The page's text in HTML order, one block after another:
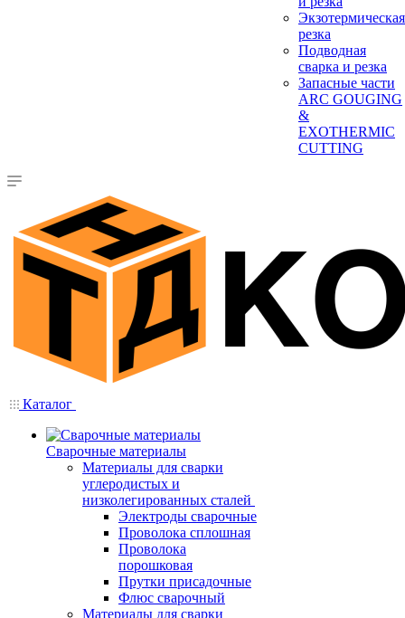
Экзотермическая
резка
Подводная
сварка и резка
Запасные части
ARC GOUGING
&
EXOTHERMIC
CUTTING
Каталог
Сварочные материалы
Материалы для сварки
углеродистых и
низколегированных сталей
Электроды сварочные
Проволока сплошная
Проволока
порошковая
Прутки присадочные
Флюс сварочный
Материалы для сварки